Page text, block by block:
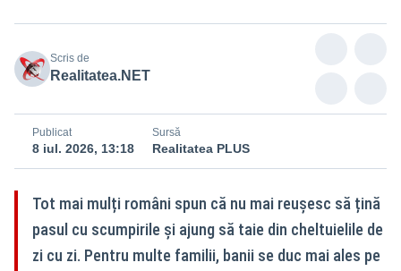
Scris de
Realitatea.NET
Publicat
8 iul. 2026, 13:18
Sursă
Realitatea PLUS
Tot mai mulți români spun că nu mai reușesc să țină
pasul cu scumpirile și ajung să taie din cheltuielile de
zi cu zi. Pentru multe familii, banii se duc mai ales pe